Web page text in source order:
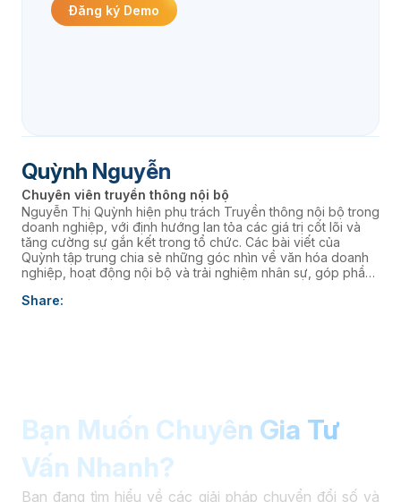
Đăng ký Demo
Quỳnh Nguyễn
Chuyên viên truyền thông nội bộ
Nguyễn Thị Quỳnh hiện phụ trách Truyền thông nội bộ trong
doanh nghiệp, với định hướng lan tỏa các giá trị cốt lõi và
tăng cường sự gắn kết trong tổ chức. Các bài viết của
Quỳnh tập trung chia sẻ những góc nhìn về văn hóa doanh
nghiệp, hoạt động nội bộ và trải nghiệm nhân sự, góp phần
kết nối đội ngũ với định hướng chiến lược của Ban lãnh đạo.
Share:
Bạn Muốn Chuyên Gia Tư
Vấn Nhanh?
Bạn đang tìm hiểu về các giải pháp chuyển đổi số và